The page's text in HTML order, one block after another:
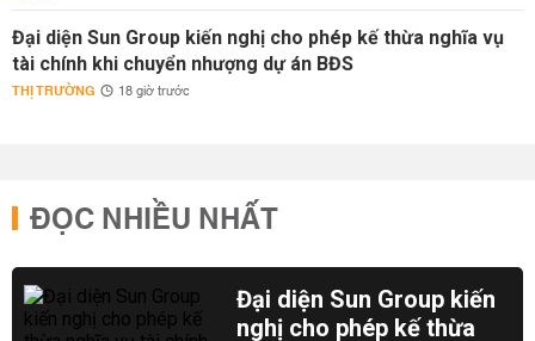
Đại diện Sun Group kiến nghị cho phép kế thừa nghĩa vụ
tài chính khi chuyển nhượng dự án BĐS
THỊ TRƯỜNG 18 giờ trước
ĐỌC NHIỀU NHẤT
Đại diện Sun Group kiến
nghị cho phép kế thừa